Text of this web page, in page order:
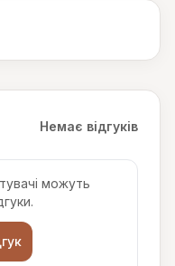
Немає відгуків
можуть